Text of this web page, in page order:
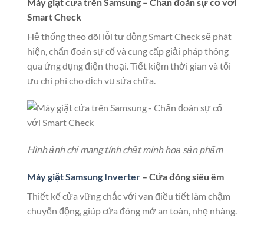
Máy giặt cửa trên Samsung – Chẩn đoán sự cố với
Smart Check
Hệ thống theo dõi lỗi tự động Smart Check sẽ phát
hiện, chẩn đoán sự cố và cung cấp giải pháp thông
qua ứng dụng điện thoại. Tiết kiệm thời gian và tối
ưu chi phí cho dịch vụ sửa chữa.
Hình ảnh chỉ mang tính chất minh hoạ sản phẩm
Máy giặt Samsung Inverter – Cửa đóng siêu êm
Thiết kế cửa vững chắc với van điều tiết làm chậm
chuyển động, giúp cửa đóng mở an toàn, nhẹ nhàng.